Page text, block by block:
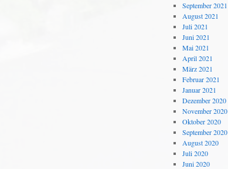
September 2021
August 2021
Juli 2021
Juni 2021
Mai 2021
April 2021
März 2021
Februar 2021
Januar 2021
Dezember 2020
November 2020
Oktober 2020
September 2020
August 2020
Juli 2020
Juni 2020